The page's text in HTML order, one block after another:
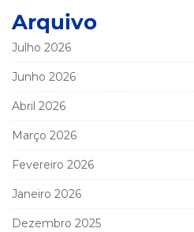
Arquivo
Julho 2026
Junho 2026
Abril 2026
Março 2026
Fevereiro 2026
Janeiro 2026
Dezembro 2025